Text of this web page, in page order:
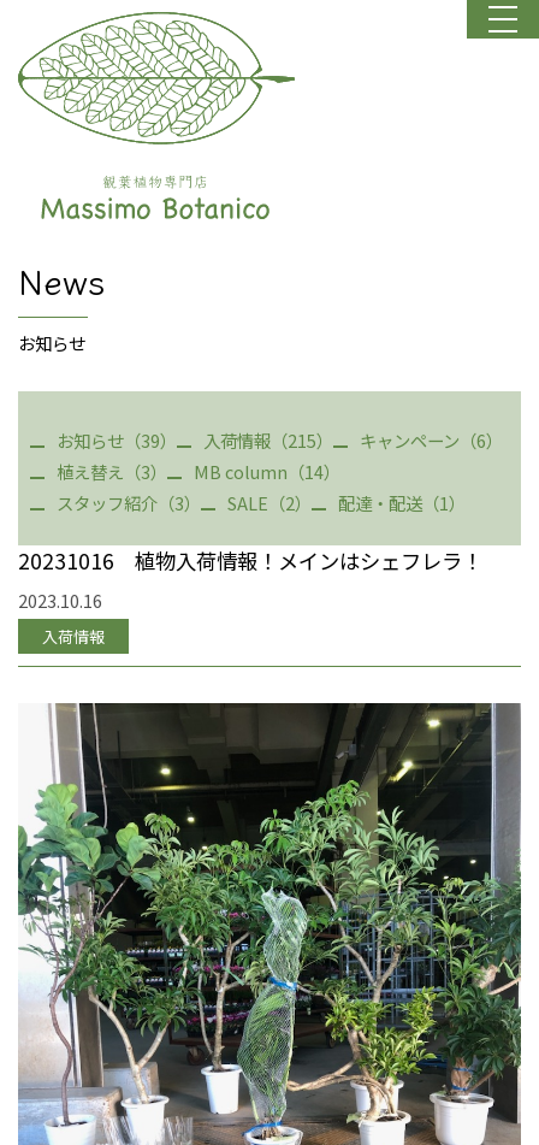
News
お知らせ
お知らせ（39） 入荷情報（215）
キャンペーン（6）
植え替え（3）
MB column（14）
スタッフ紹介（3）
SALE（2） 配達・配送（1）
20231016 植物入荷情報！メインはシェフレラ！
2023.10.16
入荷情報